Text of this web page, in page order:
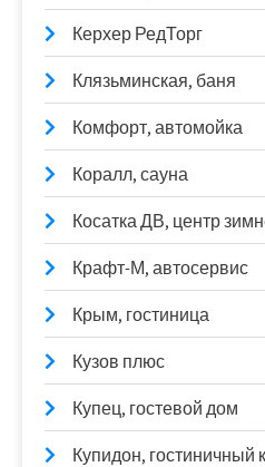
Керхер РедТорг
Клязьминская, баня
Комфорт, автомойка
Коралл, сауна
Косатка ДВ, центр
Крафт-М, автосервис
Крым, гостиница
Кузов плюс
Купец, гостевой дом
Купидон, гостиничный